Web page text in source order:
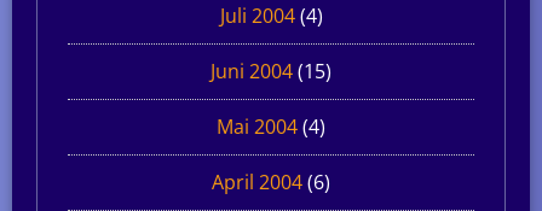
Juli 2004(4)
Juni 2004(15)
Mai 2004(4)
April 2004(6)